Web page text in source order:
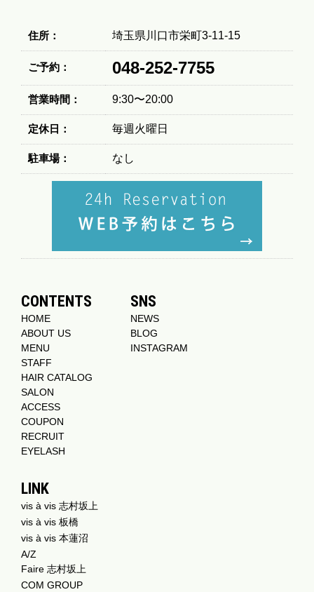
住所： 埼玉県川口市栄町3-11-15
ご予約： 048-252-7755
営業時間： 9:30〜20:00
定休日： 毎週火曜日
駐車場： なし
CONTENTS
HOME
ABOUT US
MENU
STAFF
HAIR CATALOG
SALON
ACCESS
COUPON
RECRUIT
EYELASH
SNS
NEWS
BLOG
INSTAGRAM
LINK
vis à vis 志村坂上
vis à vis 板橋
vis à vis 本蓮沼
A/Z
Faire 志村坂上
COM GROUP